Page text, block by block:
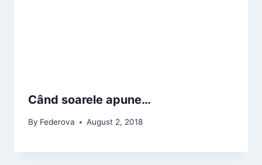
Când soarele apune…
By Federova August 2, 2018